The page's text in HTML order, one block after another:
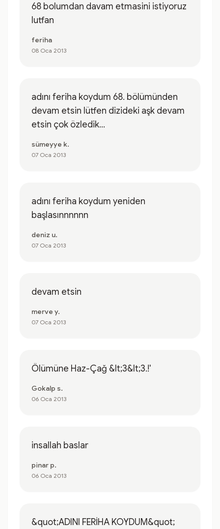
68 bolumdan davam etmasini istiyoruz
lutfan
feriha
08 Oca 2013
adını feriha koydum 68. bölümünden
devam etsin lütfen dizideki aşk devam
etsin çok özledik...
sümeyye k.
07 Oca 2013
adını feriha koydum yeniden
başlasınnnnnn
deniz u.
07 Oca 2013
devam etsin
merve y.
07 Oca 2013
Ölümüne Haz-Çağ &lt;3&lt;3.!'
Gokalp s.
06 Oca 2013
insallah baslar
pinar p.
06 Oca 2013
&quot;ADINI FERİHA KOYDUM&quot;